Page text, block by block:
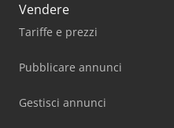
Vendere
Tariffe e prezzi
Pubblicare annunci
Gestisci annunci